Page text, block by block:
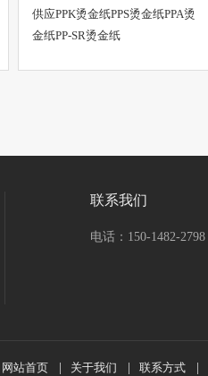
供应PPK烫金纸PPS烫金纸PPA烫
金纸PP-SR烫金纸
联系我们
电话：150-1482-2798
网站首页 关于我们 联系方式